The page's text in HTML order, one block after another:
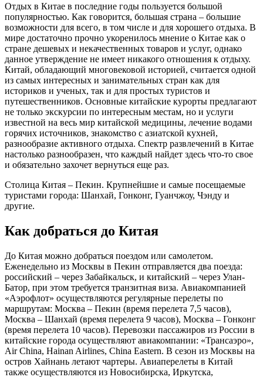
Отдых в Китае в последние годы пользуется большой
популярностью. Как говорится, большая страна – большие
возможности для всего, в том числе и для хорошего отдыха. В
мире достаточно прочно укоренилось мнение о Китае как о
стране дешевых и некачественных товаров и услуг, однако
данное утверждение не имеет никакого отношения к отдыху.
Китай, обладающий многовековой историей, считается одной
из самых интересных и занимательных стран как для
историков и ученых, так и для простых туристов и
путешественников. Основные китайские курорты предлагают
не только экскурсии по интересным местам, но и услуги
известной на весь мир китайской медицины, лечение водами
горячих источников, знакомство с азиатской кухней,
разнообразие активного отдыха. Спектр развлечений в Китае
настолько разнообразен, что каждый найдет здесь что-то свое
и обязательно захочет вернуться еще раз.
Столица Китая – Пекин. Крупнейшие и самые посещаемые
туристами города: Шанхай, Гонконг, Гуанчжоу, Чэнду и
другие.
Как добраться до Китая
До Китая можно добраться поездом или самолетом.
Еженедельно из Москвы в Пекин отправляется два поезда:
российский – через Забайкальск, и китайский – через Улан-
Батор, при этом требуется транзитная виза. Авиакомпанией
«Аэрофлот» осуществляются регулярные перелеты по
маршрутам: Москва – Пекин (время перелета 7,5 часов),
Москва – Шанхай (время перелета 9 часов), Москва – Гонконг
(время перелета 10 часов). Перевозки пассажиров из России в
китайские города осуществляют авиакомпании: «Трансаэро»,
Air China, Hainan Airlines, China Eastern. В сезон из Москвы на
остров Хайнань летают чартеры. Авиаперелеты в Китай
также осуществляются из Новосибирска, Иркутска,